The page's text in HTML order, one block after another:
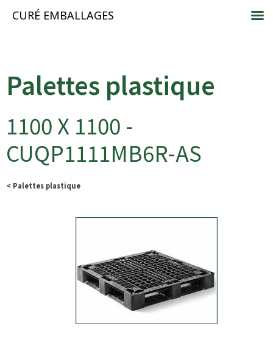
Palettes plastique
1100 X 1100 -
CUQP1111MB6R-AS
< Palettes plastique
CURÉ EMBALLAGES